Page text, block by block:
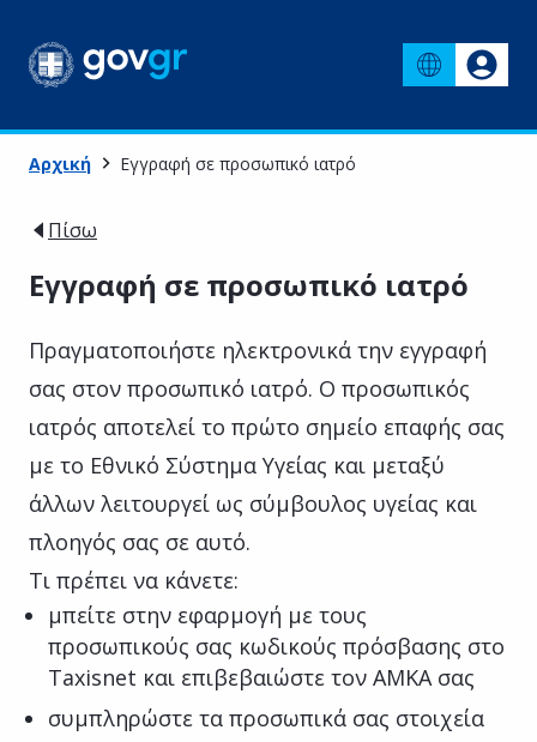
Αρχική Εγγραφή σε προσωπικό ιατρό
Πίσω
Εγγραφή σε προσωπικό ιατρό
Πραγματοποιήστε ηλεκτρονικά την εγγραφή
σας στον προσωπικό ιατρό. Ο προσωπικός
ιατρός αποτελεί το πρώτο σημείο επαφής σας
με το Εθνικό Σύστημα Υγείας και μεταξύ
άλλων λειτουργεί ως σύμβουλος υγείας και
πλοηγός σας σε αυτό.
Τι πρέπει να κάνετε:
μπείτε στην εφαρμογή με τους
προσωπικούς σας κωδικούς πρόσβασης στο
Taxisnet και επιβεβαιώστε τον ΑΜΚΑ σας
συμπληρώστε τα προσωπικά σας στοιχεία